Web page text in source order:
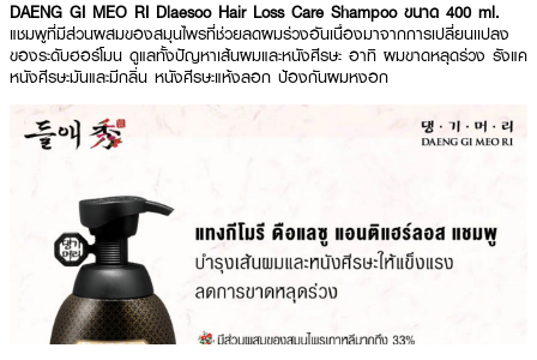
DAENG GI MEO RI Dlaesoo Hair Loss Care Shampoo ขนาด 400 ml.
แชมพูที่มีส่วนผสมของสมุนไพรที่ช่วยลดผมร่วงอันเนื่องมาจากการเปลี่ยนเเปลง
ของระดับฮอร์โมน ดูแลทั้งปัญหาเส้นผมและหนังศีรษะ อาทิ ผมขาดหลุดร่วง รังแค
หนังศีรษะมันและมีกลิ่น หนังศีรษะแห้งลอก ป้องกันผมหงอก